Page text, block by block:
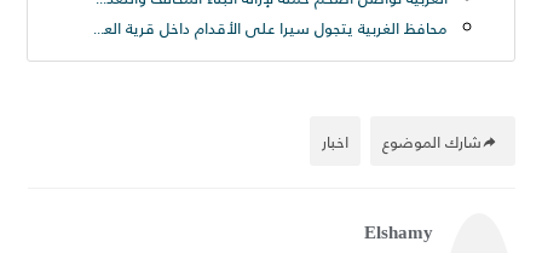
محافظ الغربية يتجول سيرا على الأقدام داخل قرية العزيزية بسمنود: “مطالب المواطنين أولوية ولن نترك مشكلة دون حل
اخبار شارك الموضوع
Elshamy